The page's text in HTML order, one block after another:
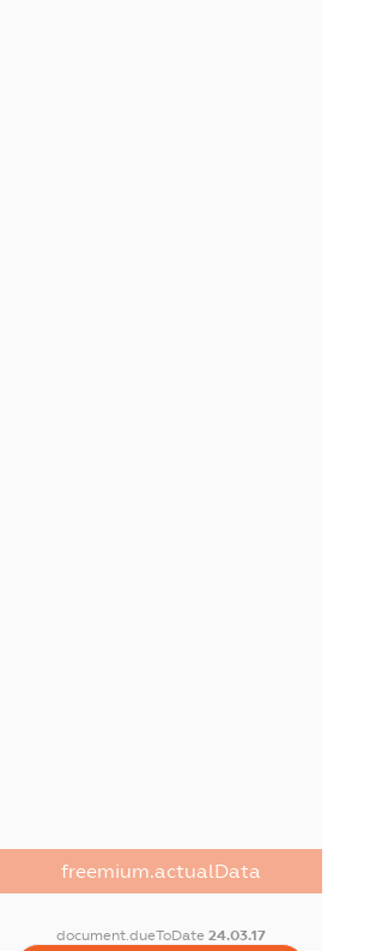
freemium.actualData
document.dueToDate 24.03.17